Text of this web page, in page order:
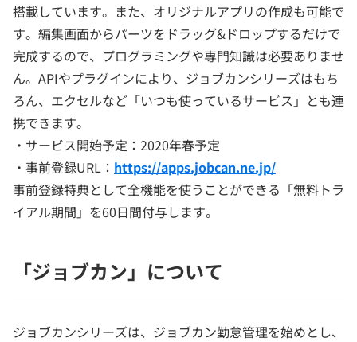
搭載しています。また、オリジナルアプリの作成も可能で
す。編集画面からパーツをドラッグ&ドロップするだけで
完成するので、プログラミングや専門知識は必要ありませ
ん。APIやプラグインにより、ジョブカンシリーズはもち
ろん、エクセルなど「いつも使っているサービス」とも連
携できます。
・サービス開始予定：2020年春予定
・事前登録URL： https://apps.jobcan.ne.jp/
事前登録特典として全機能を使うことができる「無料トラ
イアル期間」を60日間付与します。
「ジョブカン」について
ジョブカンシリーズは、ジョブカン勤怠管理を始めとし、